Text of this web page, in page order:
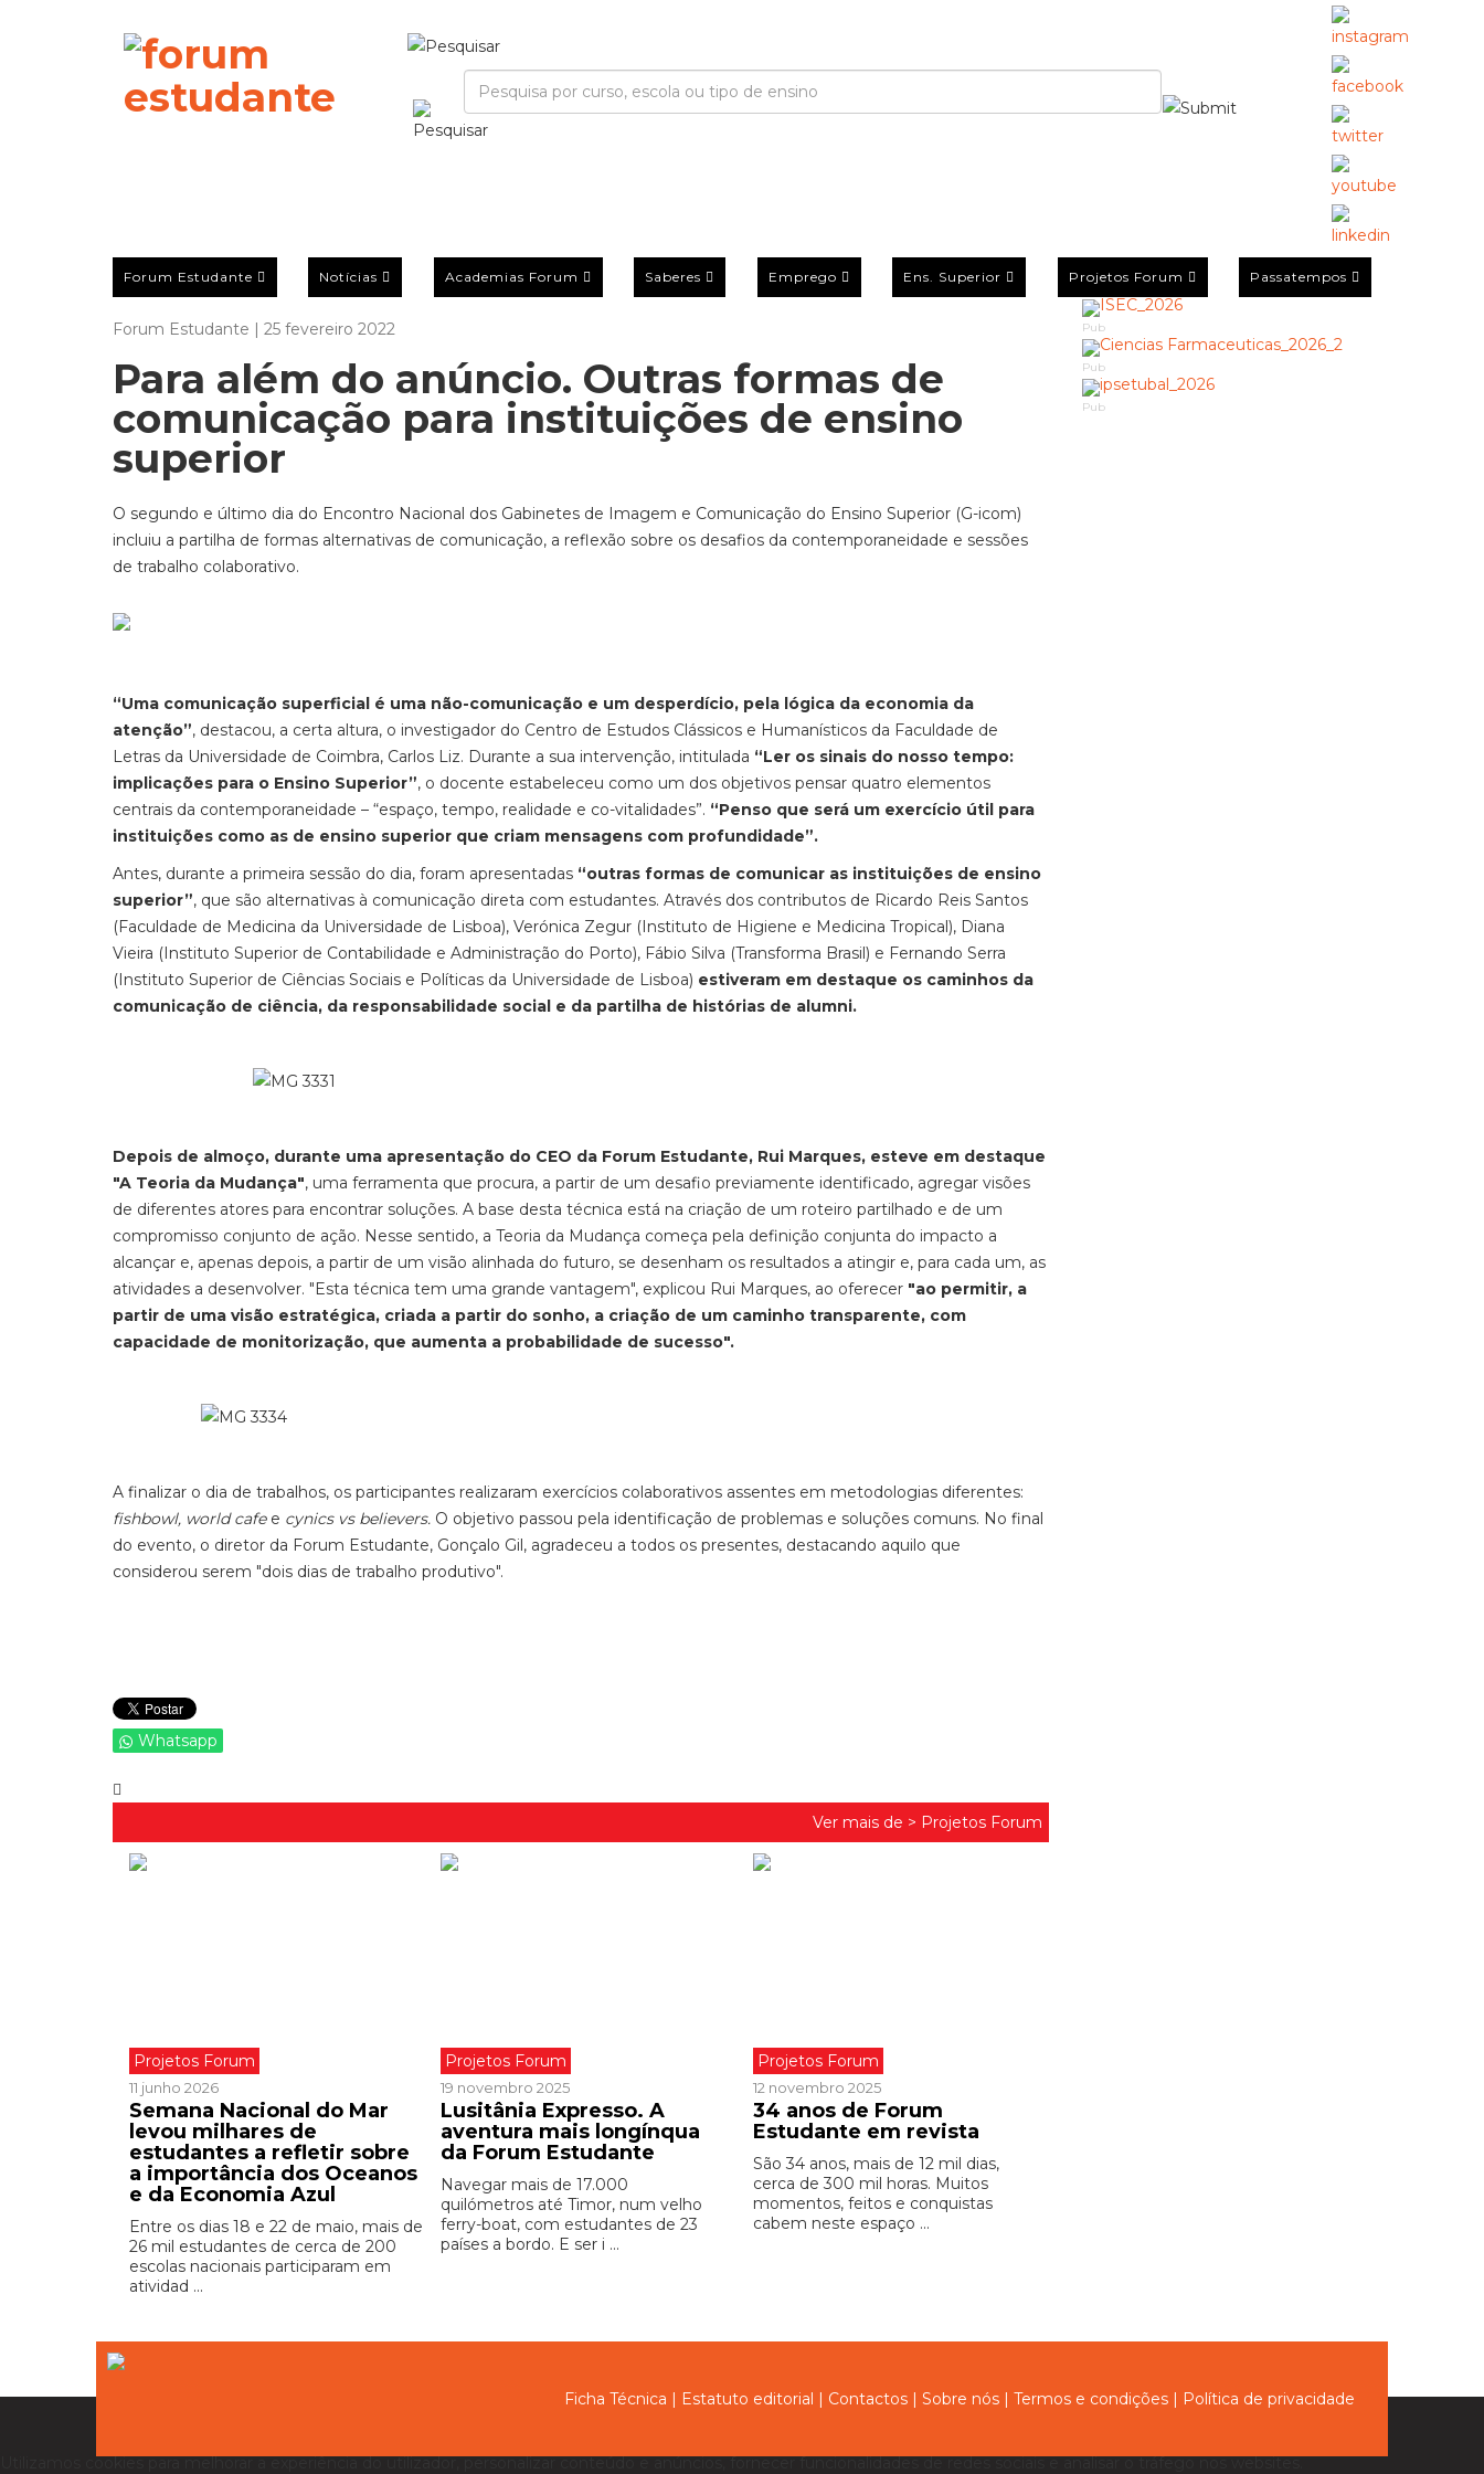
Forum Estudante Notícias Academias Forum Saberes Emprego Ens. Superior Projetos Forum Passatempos
Forum Estudante | 25 fevereiro 2022
Para além do anúncio. Outras formas de
comunicação para instituições de ensino
superior
O segundo e último dia do Encontro Nacional dos Gabinetes de Imagem e Comunicação do Ensino Superior (G-icom)
incluiu a partilha de formas alternativas de comunicação, a reflexão sobre os desafios da contemporaneidade e sessões
de trabalho colaborativo.
“Uma comunicação superficial é uma não-comunicação e um desperdício, pela lógica da economia da
atenção”, destacou, a certa altura, o investigador do Centro de Estudos Clássicos e Humanísticos da Faculdade de
Letras da Universidade de Coimbra, Carlos Liz. Durante a sua intervenção, intitulada “Ler os sinais do nosso tempo:
implicações para o Ensino Superior”, o docente estabeleceu como um dos objetivos pensar quatro elementos
centrais da contemporaneidade – “espaço, tempo, realidade e co-vitalidades”. “Penso que será um exercício útil para
instituições como as de ensino superior que criam mensagens com profundidade”.
Antes, durante a primeira sessão do dia, foram apresentadas “outras formas de comunicar as instituições de ensino
superior”, que são alternativas à comunicação direta com estudantes. Através dos contributos de Ricardo Reis Santos
(Faculdade de Medicina da Universidade de Lisboa), Verónica Zegur (Instituto de Higiene e Medicina Tropical), Diana
Vieira (Instituto Superior de Contabilidade e Administração do Porto), Fábio Silva (Transforma Brasil) e Fernando Serra
(Instituto Superior de Ciências Sociais e Políticas da Universidade de Lisboa) estiveram em destaque os caminhos da
comunicação de ciência, da responsabilidade social e da partilha de histórias de alumni.
Depois de almoço, durante uma apresentação do CEO da Forum Estudante, Rui Marques, esteve em destaque
"A Teoria da Mudança", uma ferramenta que procura, a partir de um desafio previamente identificado, agregar visões
de diferentes atores para encontrar soluções. A base desta técnica está na criação de um roteiro partilhado e de um
compromisso conjunto de ação. Nesse sentido, a Teoria da Mudança começa pela definição conjunta do impacto a
alcançar e, apenas depois, a partir de um visão alinhada do futuro, se desenham os resultados a atingir e, para cada um, as
atividades a desenvolver. "Esta técnica tem uma grande vantagem", explicou Rui Marques, ao oferecer "ao permitir, a
partir de uma visão estratégica, criada a partir do sonho, a criação de um caminho transparente, com
capacidade de monitorização, que aumenta a probabilidade de sucesso".
A finalizar o dia de trabalhos, os participantes realizaram exercícios colaborativos assentes em metodologias diferentes:
fishbowl, world cafe e cynics vs believers. O objetivo passou pela identificação de problemas e soluções comuns. No final
do evento, o diretor da Forum Estudante, Gonçalo Gil, agradeceu a todos os presentes, destacando aquilo que
considerou serem "dois dias de trabalho produtivo".
Whatsapp
Ver mais de > Projetos Forum
Projetos Forum
11 junho 2026
Semana Nacional do Mar
levou milhares de
estudantes a refletir sobre
a importância dos Oceanos
e da Economia Azul
Entre os dias 18 e 22 de maio, mais de
26 mil estudantes de cerca de 200
escolas nacionais participaram em
atividad ...
Projetos Forum
19 novembro 2025
Lusitânia Expresso. A
aventura mais longínqua
da Forum Estudante
Navegar mais de 17.000
quilómetros até Timor, num velho
ferry-boat, com estudantes de 23
países a bordo. E ser i ...
Projetos Forum
12 novembro 2025
34 anos de Forum
Estudante em revista
São 34 anos, mais de 12 mil dias,
cerca de 300 mil horas. Muitos
momentos, feitos e conquistas
cabem neste espaço ...
Pub
Pub
Pub
Ficha Técnica | Estatuto editorial | Contactos | Sobre nós | Termos e condições | Política de privacidade
Utilizamos cookies para melhorar a experiência do utilizador, personalizar conteúdo e anúncios, fornecer funcionalidades de redes sociais e analisar o tráfego nos websites.